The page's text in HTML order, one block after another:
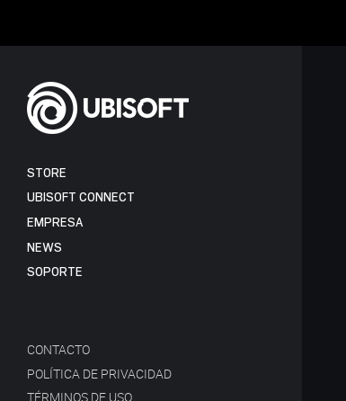
STORE
UBISOFT CONNECT
EMPRESA
NEWS
SOPORTE
CONTACTO
POLÍTICA DE PRIVACIDAD
TÉRMINOS DE USO